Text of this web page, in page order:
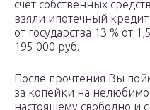
счет собственных
взяли ипотечный
от государства 13 % от
195 000 руб.
После прочтения Вы
за копейки на
настоящему свободно и